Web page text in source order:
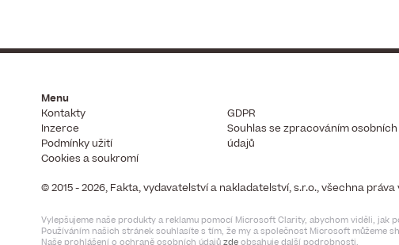
Menu
Kontakty
Inzerce
Podmínky užití
Cookies a soukromí
GDPR
Souhlas se zpracováním osobních
údajů
© 2015 - 2026, Fakta, vydavatelství a nakladatelství, s.r.o., všechna
Vylepšujeme naše produkty a reklamu pomocí Microsoft Clarity, abychom viděli, jak
Používáním našich stránek souhlasíte s tím, že my a společnost Microsoft můžeme
Naše prohlášení o ochraně osobních údajůzde obsahuje další podrobnosti.